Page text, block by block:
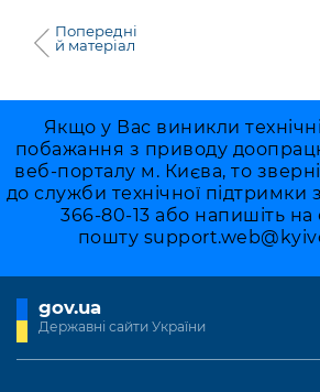
Попередні
й матеріал
Якщо у Вас виникли
побажання з приводу
веб-порталу м. Києва, то
до служби технічної
366-80-13 або напишіть
пошту
gov.ua
Державні сайти України